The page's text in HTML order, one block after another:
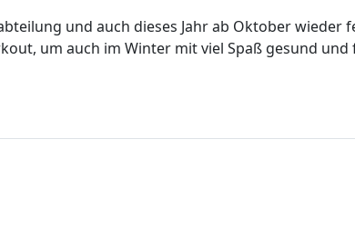
und auch dieses Jahr ab Oktober wieder
um auch im Winter mit viel Spaß gesund und